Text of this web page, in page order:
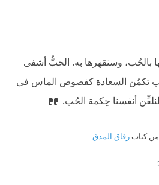
بالحُب، وسنقهرها به. الحبُّ أشفى
تكمُن السعادة كفصوص الماس في
أنفسنا حِكمة الحُب.
من كتابزقاق المدق